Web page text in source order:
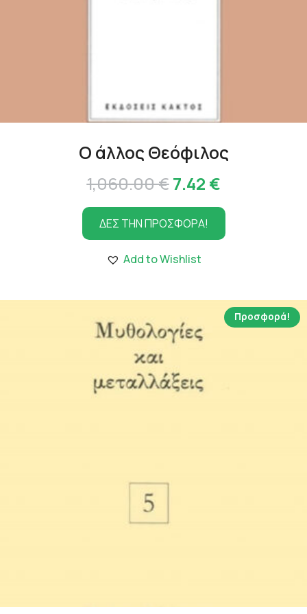
Ο άλλος Θεόφιλος
1,060.00€Original
price
was:
1,060.00 €.
7.42 €Η
τρέχουσα
τιμή
ΔΕΣ ΤΗΝ ΠΡΟΣΦΟΡΑ!
Add to Wishlist
Προσφορά!